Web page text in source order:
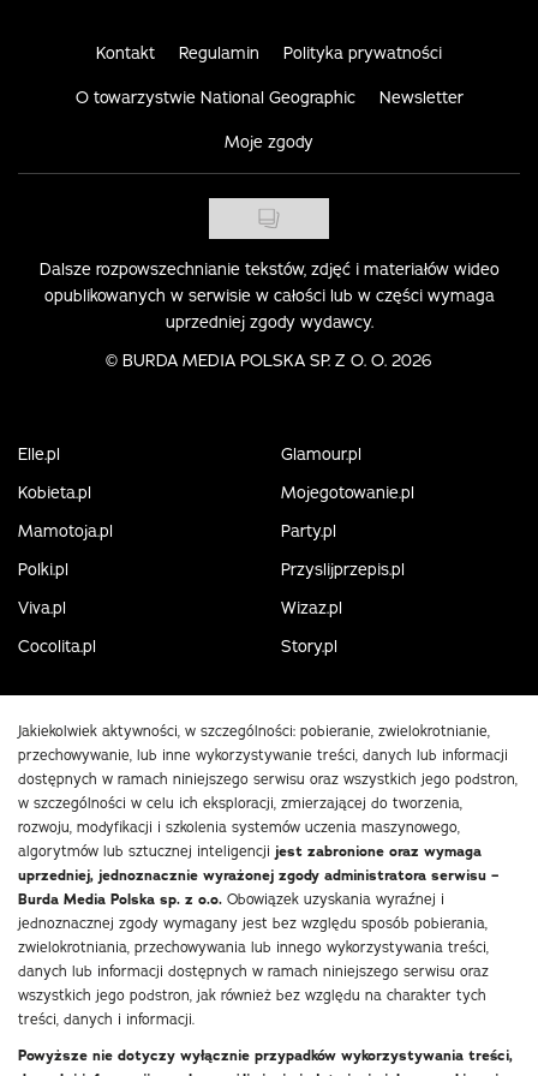
Kontakt Regulamin Polityka prywatności
O towarzystwie National Geographic Newsletter
Moje zgody
Dalsze rozpowszechnianie tekstów, zdjęć i materiałów wideo
opublikowanych w serwisie w całości lub w części wymaga
uprzedniej zgody wydawcy.
© BURDA MEDIA POLSKA SP. Z O. O. 2026
Elle.pl
Glamour.pl
Kobieta.pl
Mojegotowanie.pl
Mamotoja.pl
Party.pl
Polki.pl
Przyslijprzepis.pl
Viva.pl
Wizaz.pl
Cocolita.pl
Story.pl
Jakiekolwiek aktywności, w szczególności: pobieranie, zwielokrotnianie,
przechowywanie, lub inne wykorzystywanie treści, danych lub informacji
dostępnych w ramach niniejszego serwisu oraz wszystkich jego podstron,
w szczególności w celu ich eksploracji, zmierzającej do tworzenia,
rozwoju, modyfikacji i szkolenia systemów uczenia maszynowego,
algorytmów lub sztucznej inteligencji jest zabronione oraz wymaga
uprzedniej, jednoznacznie wyrażonej zgody administratora serwisu –
Burda Media Polska sp. z o.o. Obowiązek uzyskania wyraźnej i
jednoznacznej zgody wymagany jest bez względu sposób pobierania,
zwielokrotniania, przechowywania lub innego wykorzystywania treści,
danych lub informacji dostępnych w ramach niniejszego serwisu oraz
wszystkich jego podstron, jak również bez względu na charakter tych
treści, danych i informacji.
Powyższe nie dotyczy wyłącznie przypadków wykorzystywania treści,